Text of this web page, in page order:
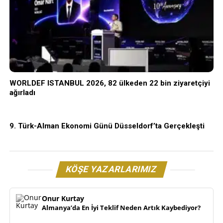
WORLDEF ISTANBUL 2026, 82 ülkeden 22 bin ziyaretçiyi
ağırladı
9. Türk-Alman Ekonomi Günü Düsseldorf’ta Gerçekleşti
KÖŞE YAZARLARIMIZ
Onur Kurtay
Almanya’da En İyi Teklif Neden Artık Kaybediyor?